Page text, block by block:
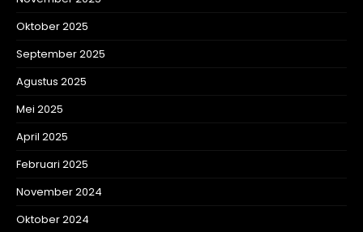
Oktober 2025
September 2025
Agustus 2025
Mei 2025
April 2025
Februari 2025
November 2024
Oktober 2024